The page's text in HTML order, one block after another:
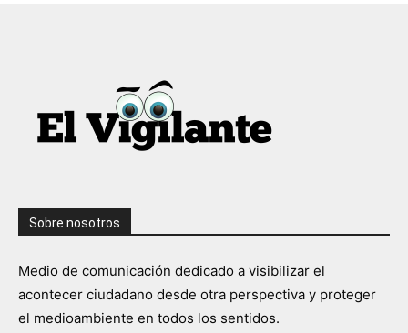
Sobre nosotros
Medio de comunicación dedicado a visibilizar el
acontecer ciudadano desde otra perspectiva y proteger
el medioambiente en todos los sentidos.